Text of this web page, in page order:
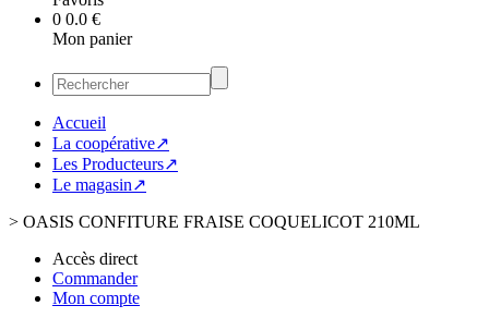
0 0.0 €
Mon panier
Accueil
La coopérative↗
Les Producteurs↗
Le magasin↗
> OASIS CONFITURE FRAISE COQUELICOT 210ML
Accès direct
Commander
Mon compte